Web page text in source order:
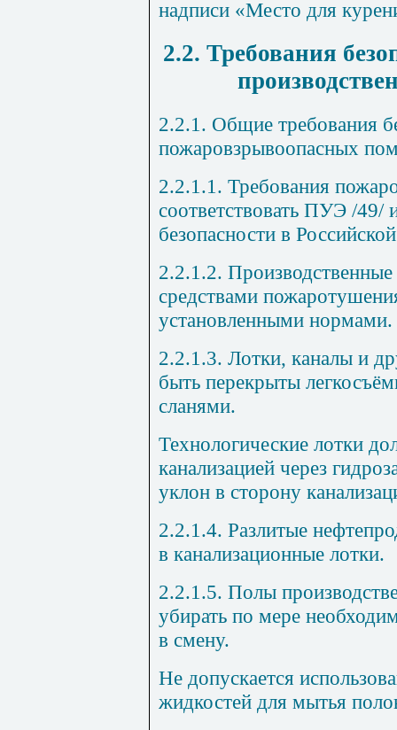
надписи «Место для
2.2. Требования
2.2.1. Общие требования
пожаровзрывоопасных
2.2.1.1. Требования
соответствовать ПУЭ /
безопасности в
2.2.1.2.
средствами
установленными нормами.
2.2.1.3. Лотки, каналы и
быть перекрыты
сланями.
Технологические лотки
канализацией через
уклон в сторону
2.2.1.4. Разлитые
в канализационные лотки.
2.2.1.5. Полы
убирать по мере
в смену.
Не допускается
жидкостей для мытья